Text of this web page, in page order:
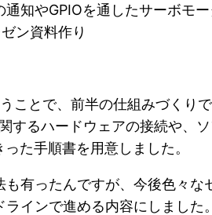
知やGPIOを通したサーボモ
ン資料作り
とで、前半の仕組みづくり
するハードウェアの接続や、
た手順書を用意しました。
有ったんですが、今後色々
インで進める内容にしました。